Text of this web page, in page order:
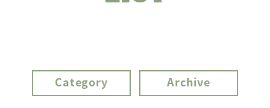
Category Archive